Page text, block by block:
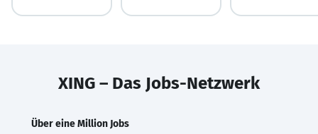
XING – Das Jobs-Netzwerk
Über eine Million Jobs